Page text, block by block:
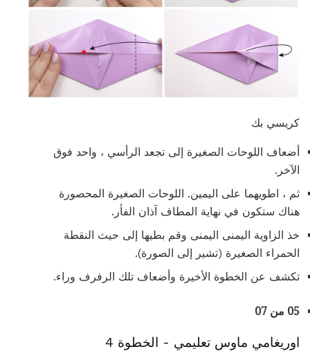
كريسي بك
أضعاف اللوحات الصغيرة إلى تجعد الرأسي ، واحد فوق
الآخر.
ثم ، اطويهما على اليمين. اللوحات الصغيرة المحصورة
هناك ستكون في نهاية المطاف آذان الفأر.
خذ الزاوية اليمنى اليمنى وقم بطيها إلى حيث النقطة
الحمراء الصغيرة (تشير إلى الصورة).
تكشف عن الخطوة الأخيرة وأضعاف تلك الرفرف وراء.
05 من 07
اوريغامي ماوس تعليمي - الخطوة 4